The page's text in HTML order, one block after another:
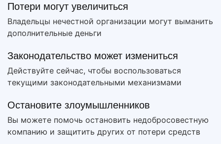
Потери могут увеличиться
Владельцы нечестной организации могут выманить
дополнительные деньги
Законодательство может измениться
Действуйте сейчас, чтобы воспользоваться
текущими законодательными механизмами
Остановите злоумышленников
Вы можете помочь остановить недобросовестную
компанию и защитить других от потери средств